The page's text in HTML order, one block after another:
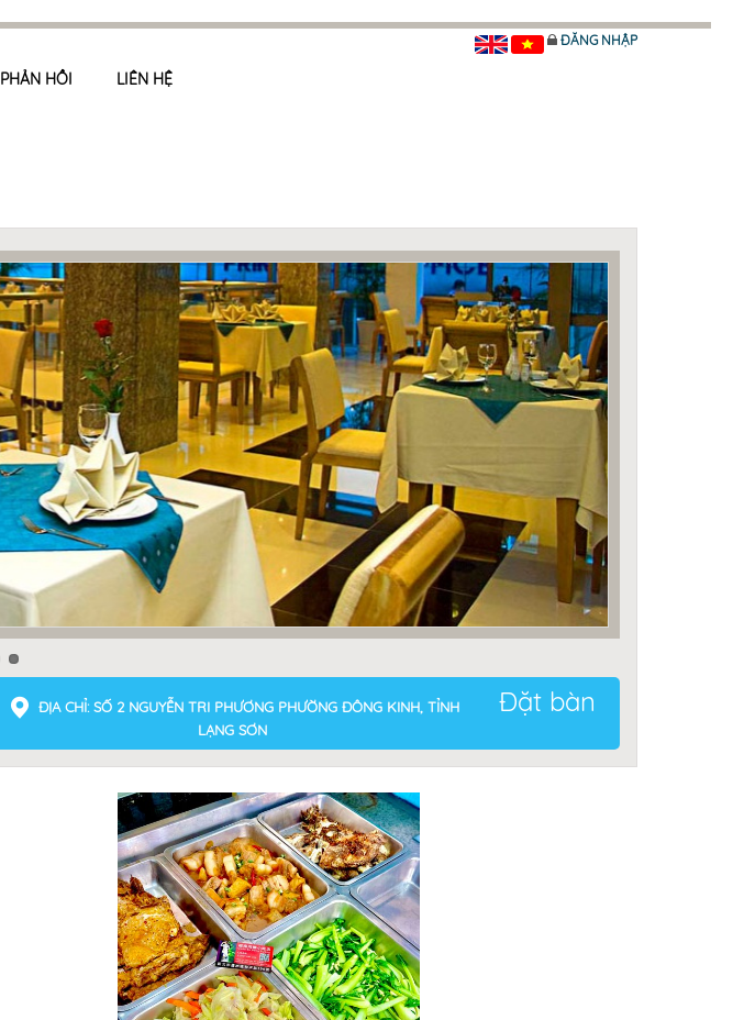
PHẢN HỒI LIÊN HỆ
ĐĂNG NHẬP
ĐỊA CHỈ: SỐ 2 NGUYỄN TRI PHƯƠNG PHƯỜNG ĐÔNG KINH, TỈNH
LẠNG SƠN
Đặt bàn